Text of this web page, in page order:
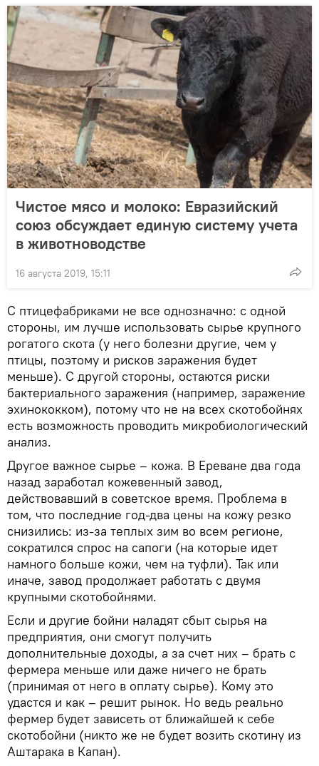
Чистое мясо и молоко: Евразийский
союз обсуждает единую систему учета
в животноводстве
16 августа 2019, 15:11
С птицефабриками не все однозначно: с одной
стороны, им лучше использовать сырье крупного
рогатого скота (у него болезни другие, чем у
птицы, поэтому и рисков заражения будет
меньше). С другой стороны, остаются риски
бактериального заражения (например, заражение
эхинококком), потому что не на всех скотобойнях
есть возможность проводить микробиологический
анализ.
Другое важное сырье – кожа. В Ереване два года
назад заработал кожевенный завод,
действовавший в советское время. Проблема в
том, что последние год-два цены на кожу резко
снизились: из-за теплых зим во всем регионе,
сократился спрос на сапоги (на которые идет
намного больше кожи, чем на туфли). Так или
иначе, завод продолжает работать с двумя
крупными скотобойнями.
Если и другие бойни наладят сбыт сырья на
предприятия, они смогут получить
дополнительные доходы, а за счет них – брать с
фермера меньше или даже ничего не брать
(принимая от него в оплату сырье). Кому это
удастся и как – решит рынок. Но ведь реально
фермер будет зависеть от ближайшей к себе
скотобойни (никто же не будет возить скотину из
Аштарака в Капан).